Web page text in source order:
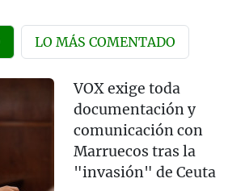
LO MÁS COMENTADO
VOX exige toda
documentación y
comunicación con
Marruecos tras la
"invasión" de Ceuta